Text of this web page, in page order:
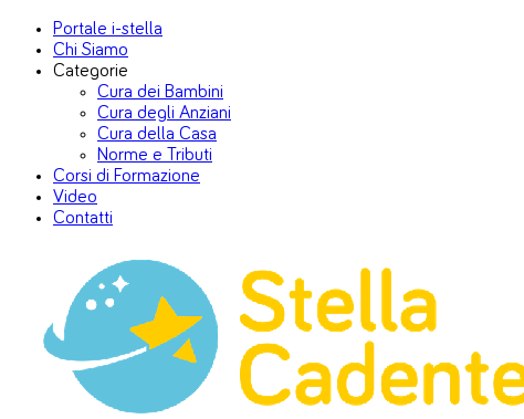
Portale i-stella
Chi Siamo
Categorie
Cura dei Bambini
Cura degli Anziani
Cura della Casa
Norme e Tributi
Corsi di Formazione
Video
Contatti